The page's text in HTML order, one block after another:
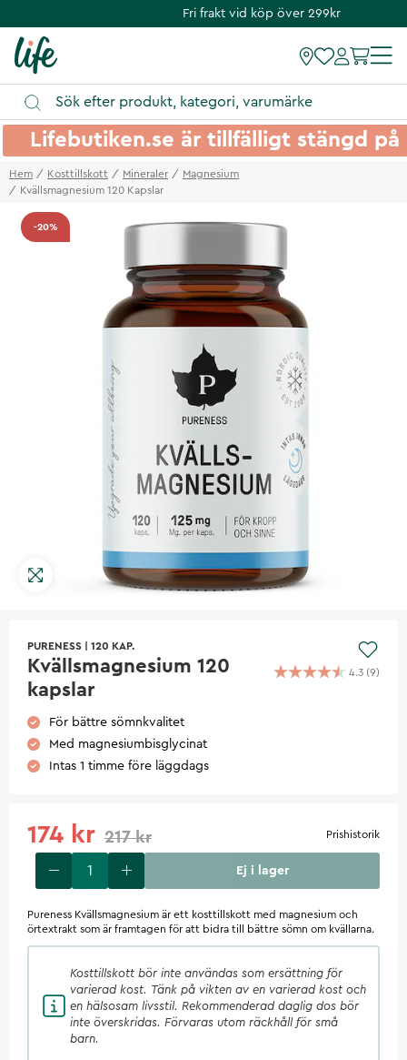
Fri frakt vid köp över 299kr
Lifebutiken.se är tillfälligt stängd
Hem Kosttillskott Mineraler
Magnesium
Kvällsmagnesium 120 Kapslar
-20%
PURENESS 120 KAP.
Kvällsmagnesium 120
kapslar
4.3 (9)
För bättre sömnkvalitet
Med magnesiumbisglycinat
Intas 1 timme före läggdags
174 kr 217 kr Prishistorik
Ej i lager
Pureness Kvällsmagnesium är ett kosttillskott med magnesium och
örtextrakt som är framtagen för att bidra till bättre sömn om kvällarna.
Kosttillskott bör inte användas som ersättning för
varierad kost. Tänk på vikten av en varierad kost och
en hälsosam livsstil. Rekommenderad daglig dos bör
inte överskridas. Förvaras utom räckhåll för små
barn.